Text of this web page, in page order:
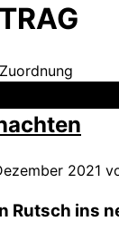
2021
Rutsch ins